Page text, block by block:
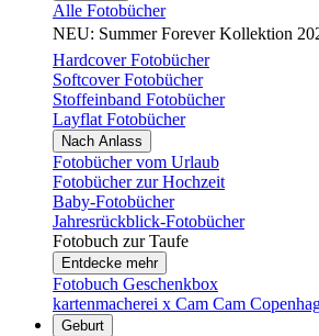
Alle Fotobücher
NEU: Summer Forever Kollektion
Hardcover Fotobücher
Softcover Fotobücher
Stoffeinband Fotobücher
Layflat Fotobücher
Nach Anlass
Fotobücher vom Urlaub
Fotobücher zur Hochzeit
Baby-Fotobücher
Jahresrückblick-Fotobücher
Fotobuch zur Taufe
Entdecke mehr
Fotobuch Geschenkbox
kartenmacherei x Cam Cam
Geburt